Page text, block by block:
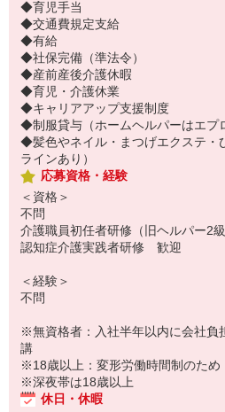
◆育児手当
◆交通費規定支給
◆有給
◆社保完備（準法令）
◆産前産後介護休暇
◆育児・介護休業
◆キャリアアップ支援制度
◆制服貸与（ホームヘルパーはエプ
◆髪色やネイル・まつげエクステ・
ラインあり）
応募資格・経験
＜資格＞
不問
介護職員初任者研修（旧ヘルパー2
認知症介護実践者研修 歓迎
＜経験＞
不問
※無資格者：入社半年以内に会社負
講
※18歳以上：変形労働時間制のため
※深夜帯は18歳以上
休日・休暇